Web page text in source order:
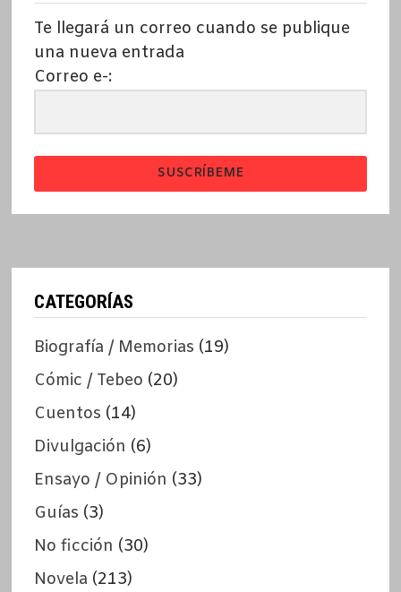
Te llegará un correo cuando se publique
una nueva entrada
Correo e-:
SUSCRÍBEME
CATEGORÍAS
Biografía / Memorias (19)
Cómic / Tebeo (20)
Cuentos (14)
Divulgación (6)
Ensayo / Opinión (33)
Guías (3)
No ficción (30)
Novela (213)